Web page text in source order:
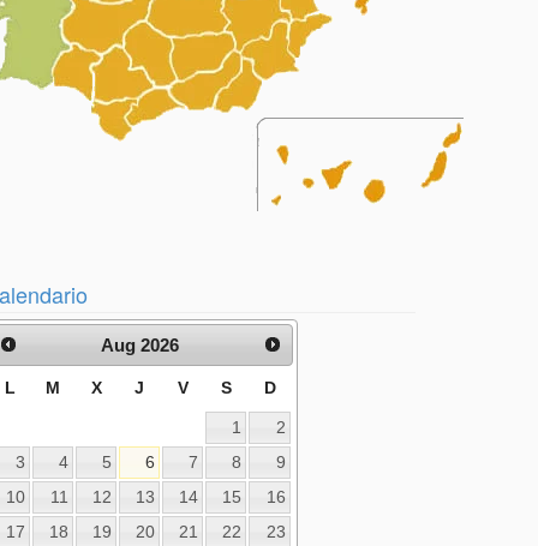
Aug 2026
L M X J V S D
1
2
3
4 5 6 7 8
9
10
11 12 13 14 15
16
17
18 19 20 21 22 23